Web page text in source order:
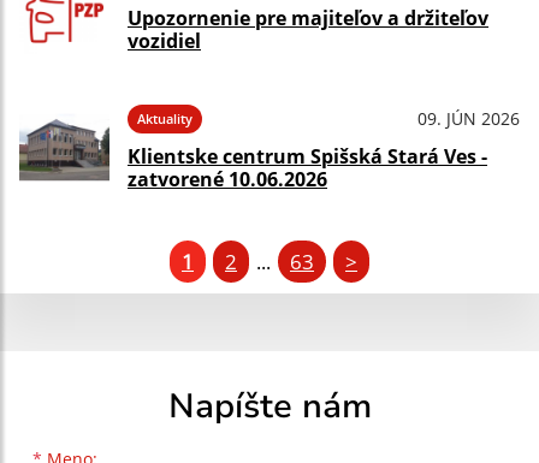
Upozornenie pre majiteľov a držiteľov
vozidiel
Aktuality 09. JÚN 2026
Klientske centrum Spišská Stará Ves -
zatvorené 10.06.2026
1 2 ... 63 >
Napíšte nám